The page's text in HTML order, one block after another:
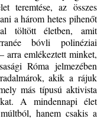
teremtése, az összes
a három hetes pihenőt
töltött életben, amit
bóvli polinéziai
arra emlékeztett minket,
Róma jelmezében
akik a rájuk
más típusú aktivista
A mindennapi élet
hanem csakis a